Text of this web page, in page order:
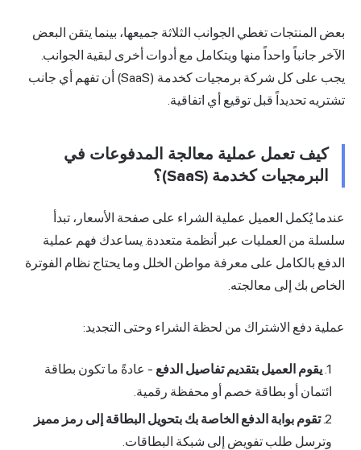
بعض المنتجات تغطي الجوانب الثلاثة جميعها، بينما يتقن البعض
الآخر جانباً واحداً منها ويتكامل مع أدوات أخرى لبقية الجوانب.
يجب على كل شركة برمجيات كخدمة (SaaS) أن تفهم أي جانب
تشتريه تحديداً قبل توقيع أي اتفاقية.
كيف تعمل عملية معالجة المدفوعات في
البرمجيات كخدمة (SaaS)؟
عندما يُكمل العميل عملية الشراء على صفحة الأسعار، تبدأ
سلسلة من العمليات عبر أنظمة متعددة. يساعدك فهم عملية
الدفع بالكامل على معرفة مواطن الخلل وما يحتاج نظام الفوترة
الخاص بك إلى معالجته.
عملية دفع الاشتراك من لحظة الشراء وحتى التجديد:
يقوم العميل بتقديم تفاصيل الدفع - عادةً ما تكون بطاقة
ائتمان أو بطاقة خصم أو محفظة رقمية.
تقوم بوابة الدفع الخاصة بك بتحويل البطاقة إلى رمز مميز
وترسل طلب تفويض إلى شبكة البطاقات.